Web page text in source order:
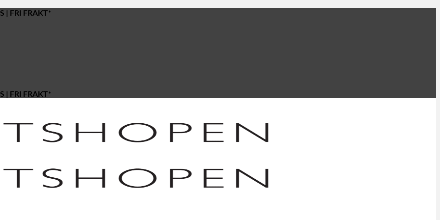
| FRI FRAKT*
| FRI FRAKT*